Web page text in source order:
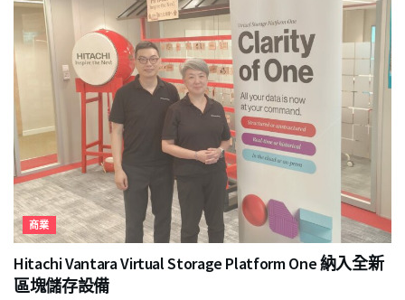
商業
Hitachi Vantara Virtual Storage Platform One 納入全新
區塊儲存設備